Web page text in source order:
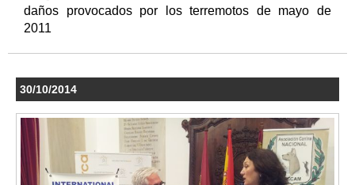
daños provocados por los terremotos de mayo de
2011
30/10/2014